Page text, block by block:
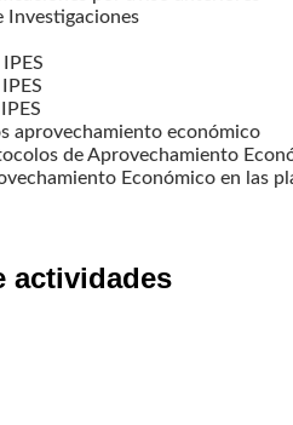
Investigaciones
aprovechamiento económico
de Aprovechamiento
Económico en las
actividades